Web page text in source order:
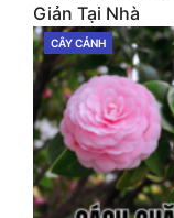
Giản Tại Nhà
CATEGORIES
CÂY CẢNH